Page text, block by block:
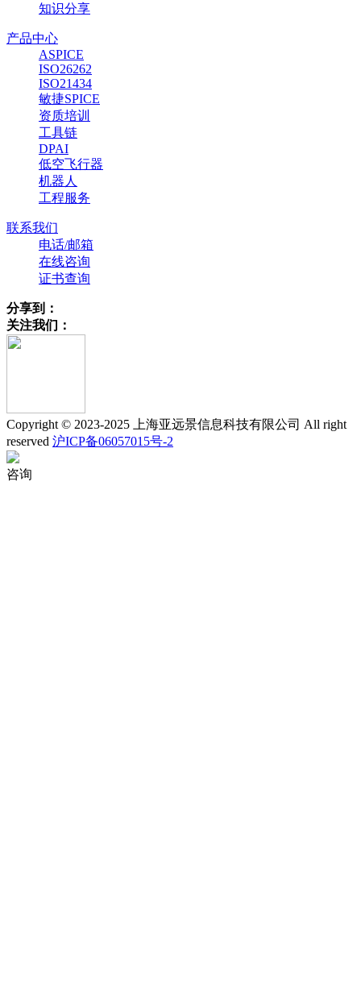
知识分享
产品中心
ASPICE
ISO26262
ISO21434
敏捷SPICE
资质培训
工具链
DPAI
低空飞行器
机器人
工程服务
联系我们
电话/邮箱
在线咨询
证书查询
分享到：
关注我们：
Copyright © 2023-2025 上海亚远景信息科技有限公司 All right
reserved 沪ICP备06057015号-2
咨询